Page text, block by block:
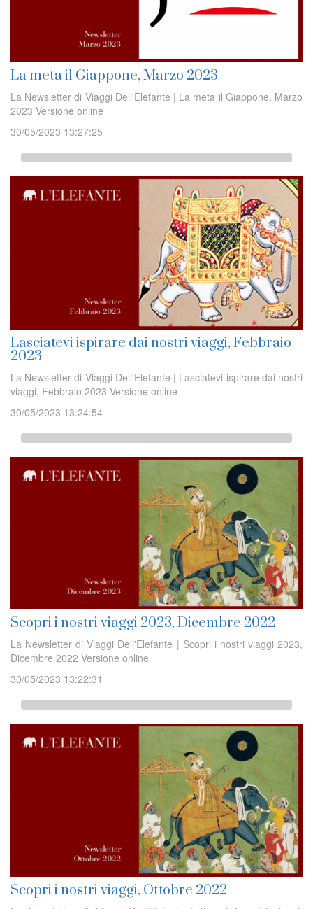
La meta il Giappone, Marzo 2023
La Newsletter di Viaggi Dell'Elefante | La meta il Giappone, Marzo
2023 Versione online
30/05/2023 13:27:25
Lasciatevi ispirare dai nostri viaggi, Febbraio
2023
La Newsletter di Viaggi Dell'Elefante | Lasciatevi ispirare dai nostri
viaggi, Febbraio 2023 Versione online
30/05/2023 13:24:54
Scopri i nostri viaggi 2023, Dicembre 2022
La Newsletter di Viaggi Dell'Elefante | Scopri i nostri viaggi 2023,
Dicembre 2022 Versione online
30/05/2023 13:22:31
Scopri i nostri viaggi, Ottobre 2022